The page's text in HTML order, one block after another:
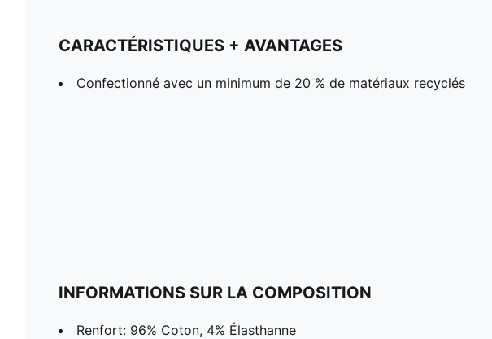
CARACTÉRISTIQUES + AVANTAGES
Confectionné avec un minimum de 20 % de matériaux recyclés
INFORMATIONS SUR LA COMPOSITION
Renfort: 96% Coton, 4% Élasthanne